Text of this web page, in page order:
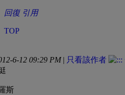
回復 引用
TOP
6-12 09:29 PM| 只看該作者
斯